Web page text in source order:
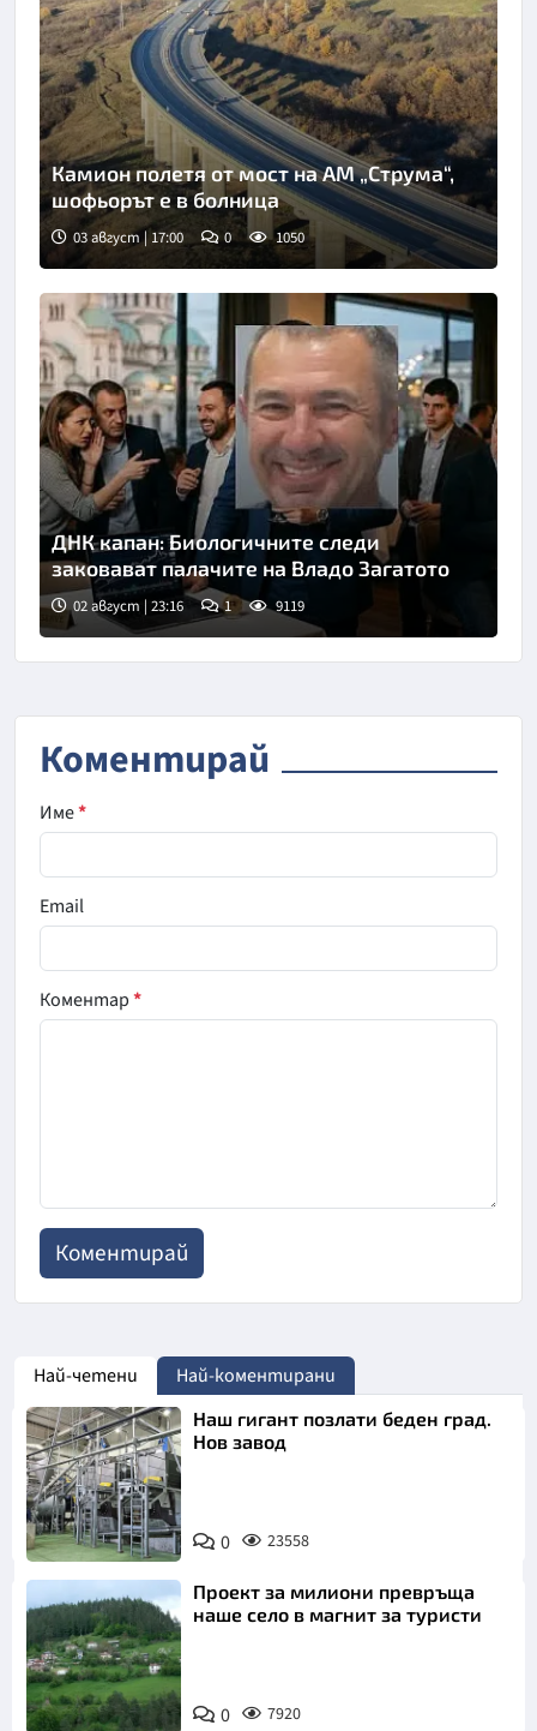
Камион полетя от мост на АМ „Струма“,
шофьорът е в болница
03 август | 17:00 0 1050
ДНК капан: Биологичните следи
заковават палачите на Владо Загатото
02 август | 23:16 1 9119
Коментирай
Име*
Email
Коментар*
Най-четени Най-коментирани
Наш гигант позлати беден град.
Нов завод
0 23558
Проект за милиони превръща
наше село в магнит за туристи
0 7920